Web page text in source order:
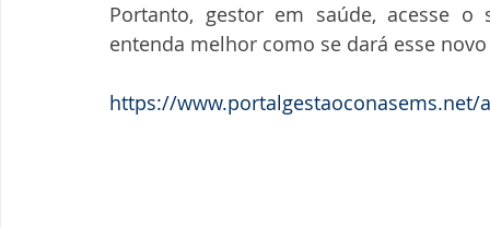
Portanto, gestor em saúde, acesse
entenda melhor como se dará esse
https://www.portalgestaoconasems.net/